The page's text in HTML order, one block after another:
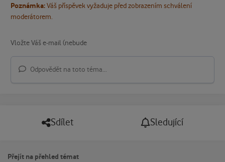
Poznámka:Váš příspěvek vyžaduje před zobrazením schválení
moderátorem.
Odpovědět na toto téma...
Sdílet Sledující
Přejít na přehled témat